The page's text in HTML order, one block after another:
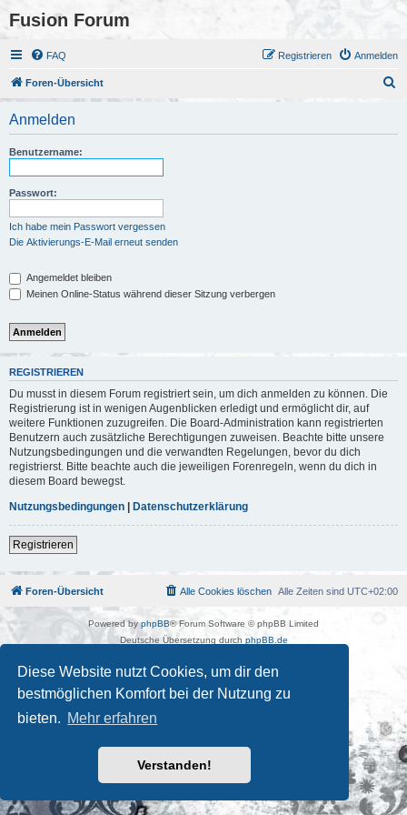
Diese Website nutzt Cookies, um dir den
bestmöglichen Komfort bei der Nutzung zu
bieten. Mehr erfahren
Verstanden!
Fusion Forum
FAQ Anmelden
Registrieren
Foren-Übersicht
Anmelden
Benutzername:
Passwort:
Ich habe mein Passwort vergessen
Die Aktivierungs-E-Mail erneut senden
Angemeldet bleiben
Meinen Online-Status während dieser Sitzung verbergen
REGISTRIEREN
Du musst in diesem Forum registriert sein, um dich anmelden zu können. Die
Registrierung ist in wenigen Augenblicken erledigt und ermöglicht dir, auf
weitere Funktionen zuzugreifen. Die Board-Administration kann registrierten
Benutzern auch zusätzliche Berechtigungen zuweisen. Beachte bitte unsere
Nutzungsbedingungen und die verwandten Regelungen, bevor du dich
registrierst. Bitte beachte auch die jeweiligen Forenregeln, wenn du dich in
diesem Board bewegst.
Nutzungsbedingungen | Datenschutzerklärung
Registrieren
Foren-Übersicht Alle Zeiten sind UTC+02:00
Alle Cookies löschen
Powered byphpBB® Forum Software © phpBB Limited
Deutsche Übersetzung durch phpBB.de
Datenschutz| Nutzungsbedingungen